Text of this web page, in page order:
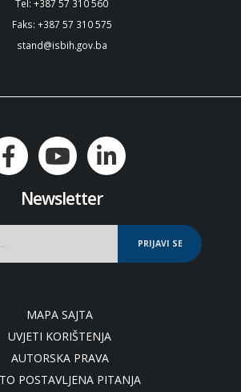
Tel: +387 57 310 560
Faks: +387 57 310 575
stand@isbih.gov.ba
Newsletter
PRIJAVI SE
MAPA SAJTA
UVJETI KORIŠTENJA
AUTORSKA PRAVA
POSTAVLJENA PITANJA